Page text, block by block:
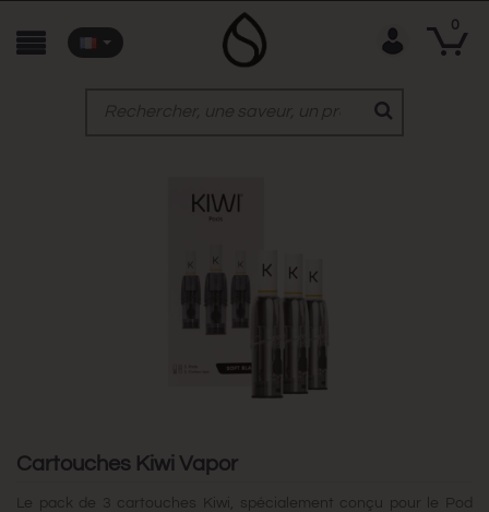
0
Cartouches Kiwi Vapor
Le pack de 3 cartouches Kiwi, spécialement conçu pour le Pod